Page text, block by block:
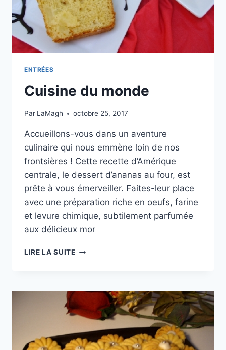
ENTRÉES
Cuisine du monde
Par LaMagh octobre 25, 2017
Accueillons-vous dans un aventure
culinaire qui nous emmène loin de nos
frontsières ! Cette recette d’Amérique
centrale, le dessert d’ananas au four, est
prête à vous émerveiller. Faites-leur place
avec une préparation riche en oeufs, farine
et levure chimique, subtilement parfumée
aux délicieux mor
LIRE LA SUITECUISINE